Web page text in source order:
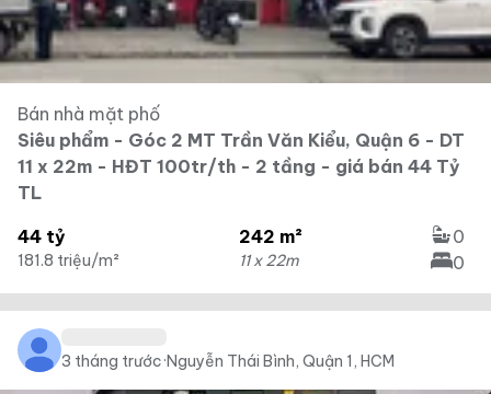
Bán nhà mặt phố
Siêu phẩm - Góc 2 MT Trần Văn Kiểu, Quận 6 - DT
11 x 22m - HĐT 100tr/th - 2 tầng - giá bán 44 Tỷ
TL
44 tỷ
181.8 triệu/m²
242 m²
11 x 22m
0
0
3 tháng trước·Nguyễn Thái Bình, Quận 1, HCM